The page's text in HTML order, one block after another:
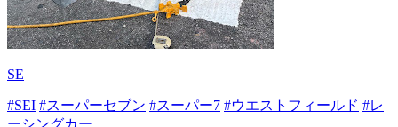
SE
#SEI #スーパーセブン #スーパー7 #ウエストフィールド #レ
ーシングカー